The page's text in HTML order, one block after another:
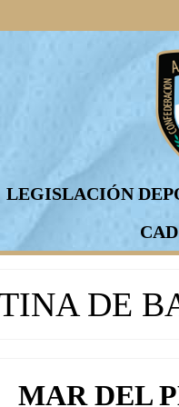
LEGISLACIÓN
DE
MAR DEL